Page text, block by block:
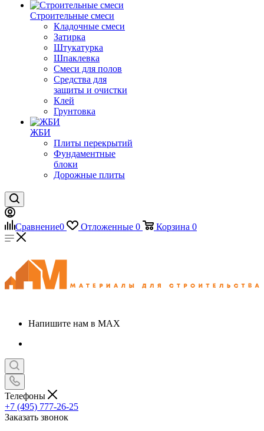
Строительные смеси
Кладочные смеси
Затирка
Штукатурка
Шпаклевка
Смеси для полов
Средства для
защиты и очистки
Клей
Грунтовка
ЖБИ
Плиты перекрытий
Фундаментные
блоки
Дорожные плиты
Сравнение0 Отложенные 0 Корзина 0
Напишите нам в MAX
Телефоны
+7 (495) 777-26-25
Заказать звонок